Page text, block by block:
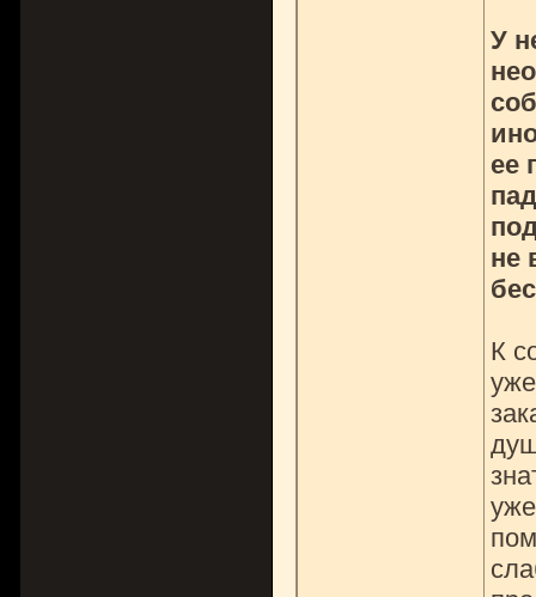
У
ее
не
К